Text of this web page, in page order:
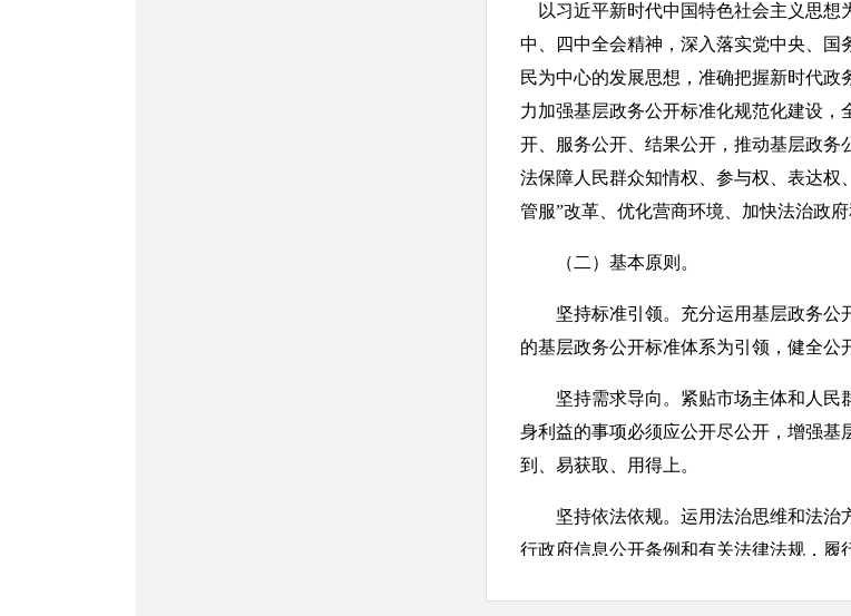
以习近平新时代中国特色社会主义思想
中、四中全会精神，深入落实党中央、国
民为中心的发展思想，准确把握新时代
力加强基层政务公开标准化规范化建设
开、服务公开、结果公开，推动基层政
法保障人民群众知情权、参与权、表达权
管服”改革、优化营商环境、加快法治政
（二）基本原则。
坚持标准引领。充分运用基层政务公
的基层政务公开标准体系为引领，健全公
坚持需求导向。紧贴市场主体和人民
身利益的事项必须应公开尽公开，增强
到、易获取、用得上。
坚持依法依规。运用法治思维和法治
行政府信息公开条例和有关法律法规，履
坚持改革创新。积极推行“互联网+政务